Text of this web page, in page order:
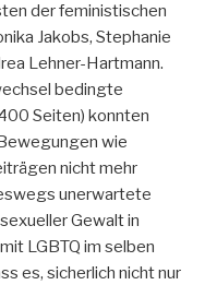
der feministischen
Jakobs, Stephanie
Lehner-Hartmann.
bedingte
Seiten) konnten
wie
nicht mehr
unerwartete
Gewalt in
LGBTQ im selben
es, sicherlich nicht nur